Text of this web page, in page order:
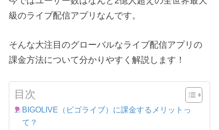
級のライブ配信アプリなんです。
そんな大注目のグローバルなライブ配信アプリの
課金方法について分かりやすく解説します！
目次
BIGOLIVE（ビゴライブ）に課金するメリットっ
て？